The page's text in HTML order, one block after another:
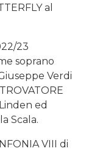
al
23
soprano
Verdi
ed
Scala.
VIII di